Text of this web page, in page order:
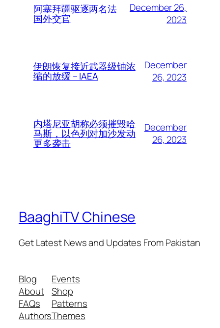
阿塞拜疆驱逐两名法
国外交官
December 26,
2023
伊朗恢复接近武器级铀浓
缩的放缓 – IAEA
December
26, 2023
内塔尼亚胡称必须摧毁哈
马斯，以色列对加沙发动
更多袭击
December
26, 2023
BaaghiTV Chinese
Get Latest News and Updates From Pakistan
Blog
About
FAQs
Authors
Events
Shop
Patterns
Themes